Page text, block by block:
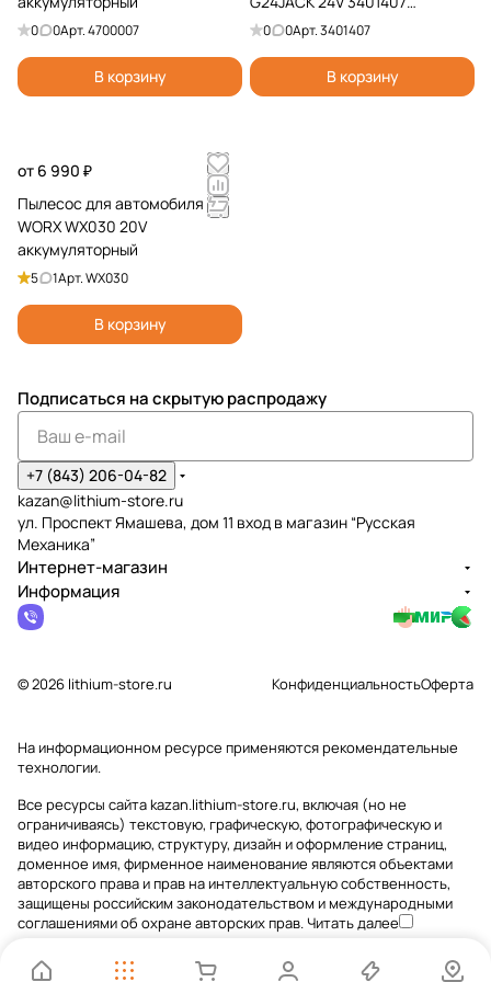
0 0Арт.4700007
В корзину
аккумуляторный
0 0Арт.3401407
В корзину
от 6 990 ₽
Пылесос для автомобиля
WORX WX030 20V
аккумуляторный
5 1Арт.WX030
В корзину
Подписаться на скрытую распродажу
+7 (843) 206-04-82
kazan@lithium-store.ru
ул. Проспект Ямашева, дом 11 вход в магазин “Русская
Механика”
Интернет-магазин
Информация
© 2026 lithium-store.ru КонфиденциальностьОферта
На информационном ресурсе применяютсярекомендательные
технологии.
Все ресурсы сайта kazan.lithium-store.ru, включая (но не
ограничиваясь) текстовую, графическую, фотографическую и
видео информацию, структуру, дизайн и оформление страниц,
доменное имя, фирменное наименование являются объектами
авторского права и прав на интеллектуальную собственность,
защищены российским законодательством и международными
соглашениями об охране авторских прав.Читать далее